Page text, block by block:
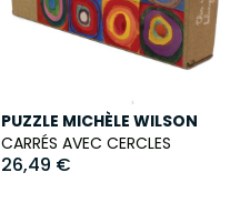
PUZZLE MICHÈLE WILSON
CARRÉS AVEC CERCLES
26,49 €